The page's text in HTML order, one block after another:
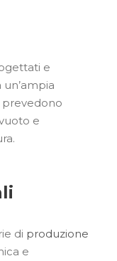
e
prevedono
e
di produzione
e